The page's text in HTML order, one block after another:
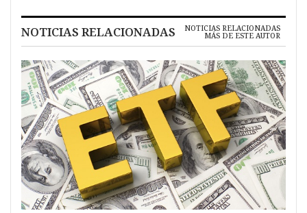
NOTICIAS RELACIONADAS NOTICIAS RELACIONADAS
MÁS DE ESTE AUTOR